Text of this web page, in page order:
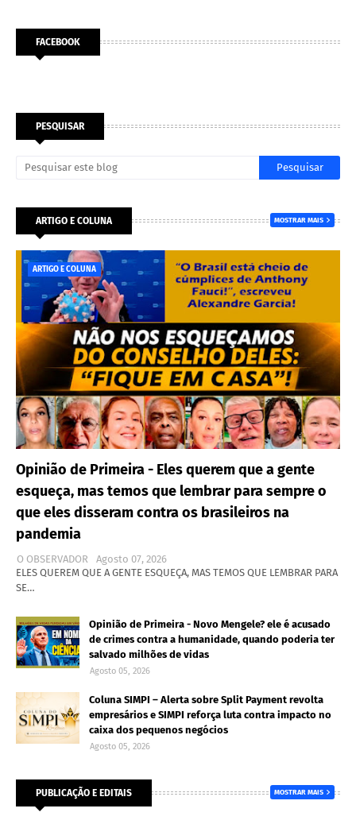
FACEBOOK
PESQUISAR
ARTIGO E COLUNA MOSTRAR MAIS
ARTIGO E COLUNA
Opinião de Primeira - Eles querem que a gente
esqueça, mas temos que lembrar para sempre o
que eles disseram contra os brasileiros na
pandemia
O OBSERVADOR
Agosto 07, 2026
ELES QUEREM QUE A GENTE ESQUEÇA, MAS TEMOS QUE LEMBRAR PARA
SE…
Opinião de Primeira - Novo Mengele? ele é acusado
de crimes contra a humanidade, quando poderia ter
salvado milhões de vidas
Agosto 05, 2026
Coluna SIMPI – Alerta sobre Split Payment revolta
empresários e SIMPI reforça luta contra impacto no
caixa dos pequenos negócios
Agosto 05, 2026
PUBLICAÇÃO E EDITAIS MOSTRAR MAIS